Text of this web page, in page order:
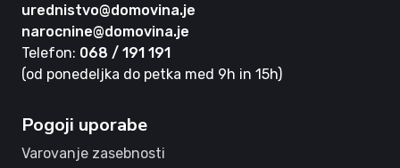
urednistvo@domovina.je
narocnine@domovina.je
Telefon: 068 / 191 191
(od ponedeljka do petka med 9h in 15h)
Pogoji uporabe
Varovanje zasebnosti